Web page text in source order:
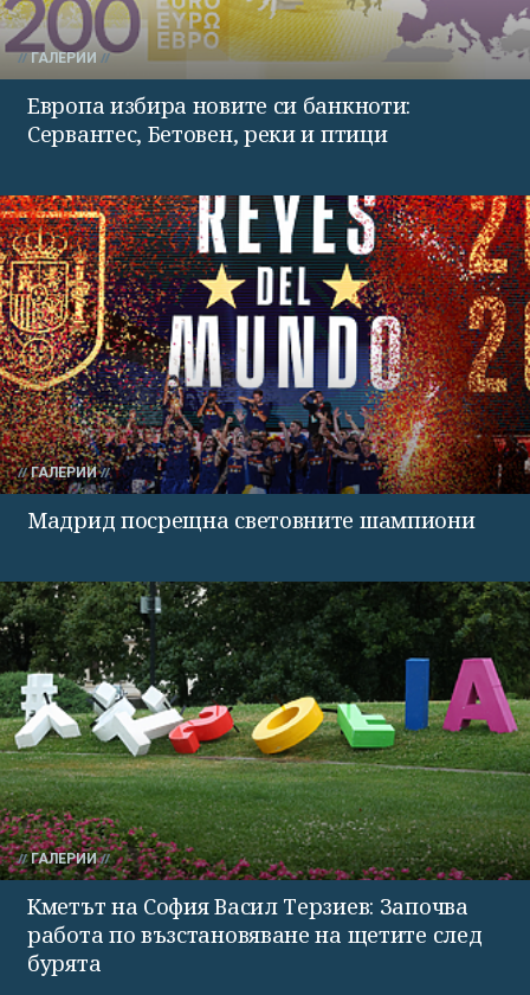
ГАЛЕРИИ
Европа избира новите си банкноти:
Сервантес, Бетовен, реки и птици
ГАЛЕРИИ
Мадрид посрещна световните шампиони
ГАЛЕРИИ
Кметът на София Васил Терзиев: Започва
работа по възстановяване на щетите след
бурята